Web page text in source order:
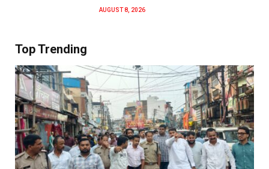
AUGUST 8, 2026
Top Trending